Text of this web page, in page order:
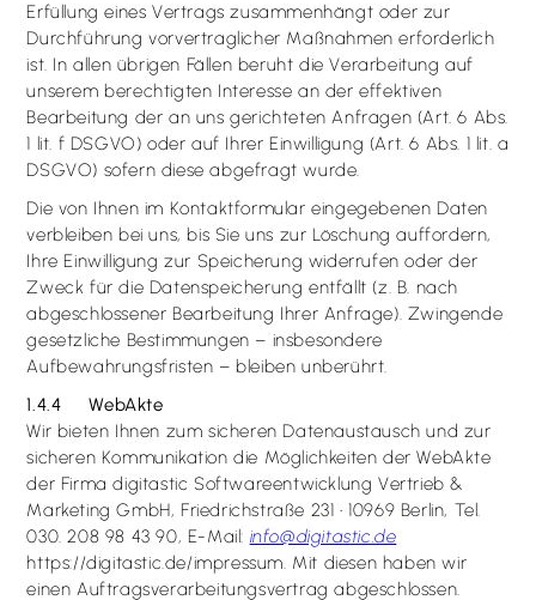
Erfüllung eines Vertrags zusammenhängt oder zur
Durchführung vorvertraglicher Maßnahmen erforderlich
ist. In allen übrigen Fällen beruht die Verarbeitung auf
unserem berechtigten Interesse an der effektiven
Bearbeitung der an uns gerichteten Anfragen (Art. 6 Abs.
1 lit. f DSGVO) oder auf Ihrer Einwilligung (Art. 6 Abs. 1 lit. a
DSGVO) sofern diese abgefragt wurde.
Die von Ihnen im Kontaktformular eingegebenen Daten
verbleiben bei uns, bis Sie uns zur Löschung auffordern,
Ihre Einwilligung zur Speicherung widerrufen oder der
Zweck für die Datenspeicherung entfällt (z. B. nach
abgeschlossener Bearbeitung Ihrer Anfrage). Zwingende
gesetzliche Bestimmungen – insbesondere
Aufbewahrungsfristen – bleiben unberührt.
1.4.4 WebAkte
Wir bieten Ihnen zum sicheren Datenaustausch und zur
sicheren Kommunikation die Möglichkeiten der WebAkte
der Firma digitastic Softwareentwicklung Vertrieb &
Marketing GmbH, Friedrichstraße 231 • 10969 Berlin, Tel.
030. 208 98 43 90, E-Mail: info@digitastic.de
https://digitastic.de/impressum. Mit diesen haben wir
einen Auftragsverarbeitungsvertrag abgeschlossen.